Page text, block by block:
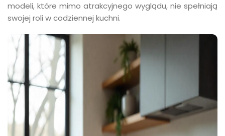
modeli, które mimo atrakcyjnego wyglądu, nie spełniają
swojej roli w codziennej kuchni.